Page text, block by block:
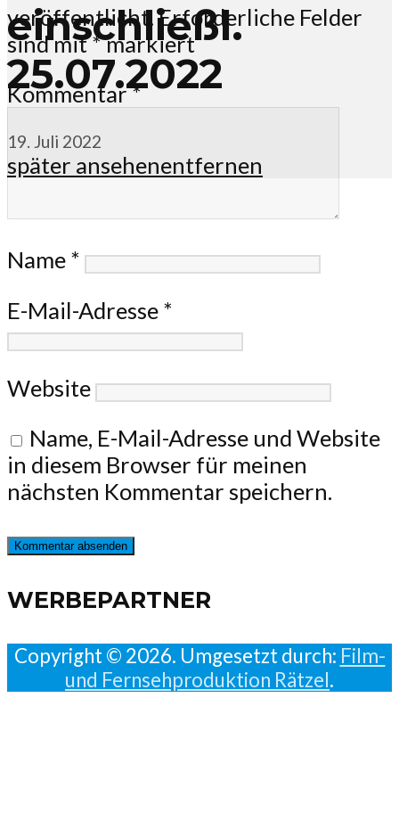
einschließl.
25.07.2022
19. Juli 2022
später ansehenentfernen
veröffentlicht. Erforderliche Felder
sind mit*markiert
Kommentar*
Name *
E-Mail-Adresse *
Website
Name, E-Mail-Adresse und Website
in diesem Browser für meinen
nächsten Kommentar speichern.
WERBEPARTNER
Copyright © 2026. Umgesetzt durch: Film-
und Fernsehproduktion Rätzel.